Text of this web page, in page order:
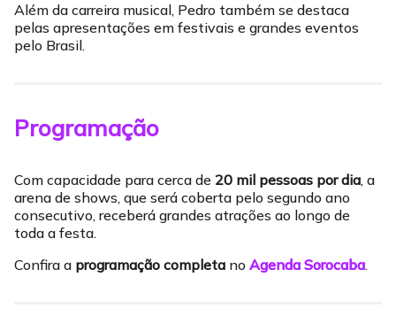
Além da carreira musical, Pedro também se destaca
pelas apresentações em festivais e grandes eventos
pelo Brasil.
Programação
Com capacidade para cerca de 20 mil pessoas por dia, a
arena de shows, que será coberta pelo segundo ano
consecutivo, receberá grandes atrações ao longo de
toda a festa.
Confira a programação completa no Agenda Sorocaba.